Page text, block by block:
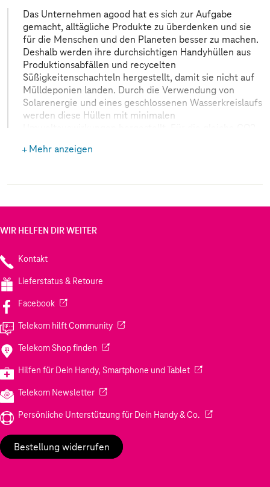
Das Unternehmen agood hat es sich zur Aufgabe
gemacht, alltägliche Produkte zu überdenken und sie
für die Menschen und den Planeten besser zu machen.
Deshalb werden ihre durchsichtigen Handyhüllen aus
Produktionsabfällen und recycelten
Süßigkeitenschachteln hergestellt, damit sie nicht auf
Mülldeponien landen. Durch die Verwendung von
Solarenergie und eines geschlossenen Wasserkreislaufs
werden diese Hüllen mit minimalen
Kunststoffhülle verursacht, können in Schweden bis zu
Materialien für die künftige Produktion verwenden, so
schützend - das ist der einzige Kunststoff, den man
Mehr anzeigen
WIR HELFEN DIR WEITER
Kontakt
Lieferstatus & Retoure
Facebook(Wird in einem neuen Tab geöffnet)
Telekom hilft Community(Wird in einem neuen Tab geöffnet)
Telekom Shop finden (Wird in einem neuen Tab geöffnet)
Hilfen für Dein Handy, Smartphone und Tablet(Wird in einem
Telekom Newsletter(Wird in einem neuen Tab geöffnet)
Persönliche Unterstützung für Dein Handy & Co. (Wird in einem
Bestellung widerrufen